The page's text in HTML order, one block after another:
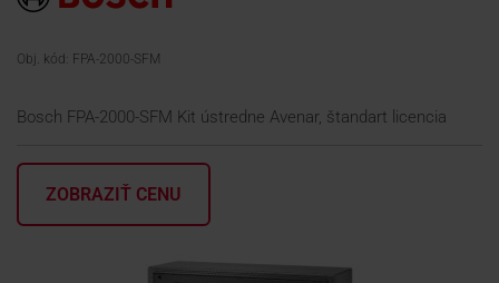
SPOLOČNOSŤ
PODPORA
Obj. kód: FPA-2000-SFM
Bosch FPA-2000-SFM Kit ústredne Avenar, štandart licencia
ZOBRAZIŤ CENU